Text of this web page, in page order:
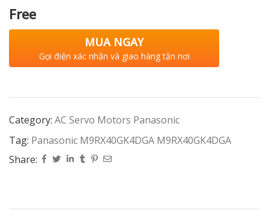
Free
MUA NGAY
Gọi điện xác nhận và giao hàng tận nơi
Category: AC Servo Motors Panasonic
Tag: Panasonic M9RX40GK4DGA M9RX40GK4DGA
Share: